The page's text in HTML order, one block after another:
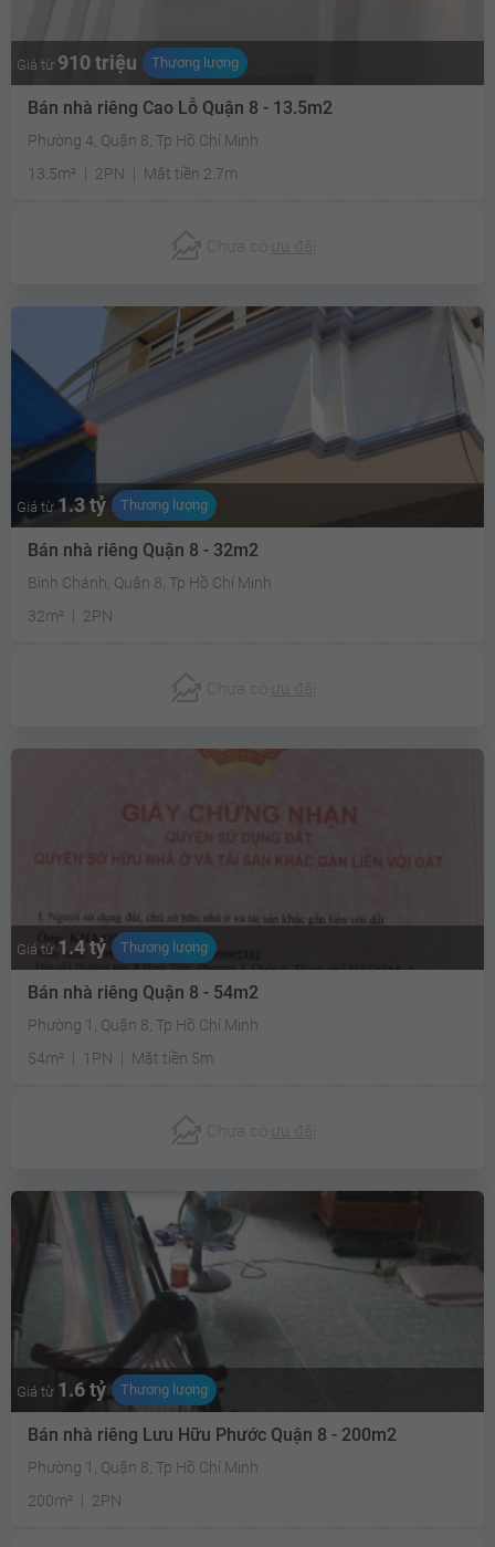
Giá từ 910 triệu Thương lượng
Bán nhà riêng Cao Lỗ Quận 8 - 13.5m2
Phường 4, Quận 8, Tp Hồ Chí Minh
13.5m²
2PN Mặt tiền 2.7m
Chưa có ưu đãi
Giá từ 1.3 tỷ Thương lượng
Bán nhà riêng Quận 8 - 32m2
Bình Chánh, Quận 8, Tp Hồ Chí Minh
32m²
2PN
Chưa có ưu đãi
Giá từ 1.4 tỷ Thương lượng
Bán nhà riêng Quận 8 - 54m2
Phường 1, Quận 8, Tp Hồ Chí Minh
54m²
1PN Mặt tiền 5m
Chưa có ưu đãi
Giá từ 1.6 tỷ Thương lượng
Bán nhà riêng Lưu Hữu Phước Quận 8 - 200m2
Phường 1, Quận 8, Tp Hồ Chí Minh
200m²
2PN